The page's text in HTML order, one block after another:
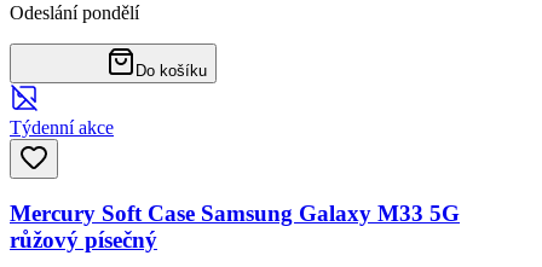
Odeslání pondělí
Do košíku
Týdenní akce
Mercury Soft Case Samsung Galaxy M33 5G
růžový písečný